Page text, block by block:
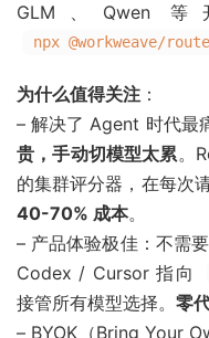
GLM、Qwen
npx @workweave/
为什么值得关注 ：
– 解决了 Agent 时代最
贵，手动切模型太累。
的集群评分器，在每次
40-70% 成本。
– 产品体验极佳：不需
Codex / Cursor 指向
接管所有模型选择。 零
– BYOK（Bring Your